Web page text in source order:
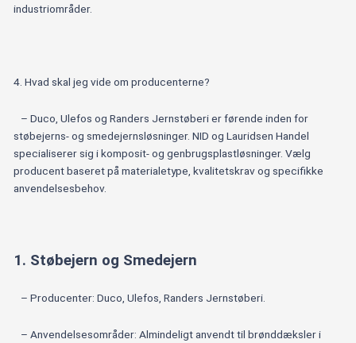
industriområder.
4. Hvad skal jeg vide om producenterne?
– Duco, Ulefos og Randers Jernstøberi er førende inden for
støbejerns- og smedejernsløsninger. NID og Lauridsen Handel
specialiserer sig i komposit- og genbrugsplastløsninger. Vælg
producent baseret på materialetype, kvalitetskrav og specifikke
anvendelsesbehov.
1. Støbejern og Smedejern
– Producenter: Duco, Ulefos, Randers Jernstøberi.
– Anvendelsesområder: Almindeligt anvendt til brønddæksler i